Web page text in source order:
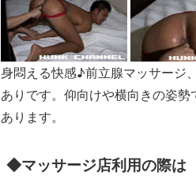
身悶える快感♪前立腺マッサージ
ありです。仰向けや横向きの姿勢
あります。
◆マッサージ店利用の際は